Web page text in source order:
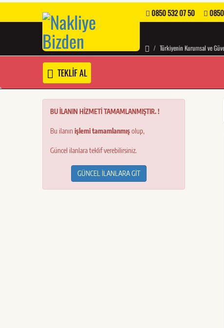
0850 532 07 50
Türkiyenin Kurumsal ve
TEKLİF AL
BU İLANIN HİZMETİ TAMAMLANMIŞTIR. !
Bu ilanın işlemi tamamlanmışolup,
Güncel ilanlara teklif verebilirsiniz.
GÜNCEL İLANLARA GİT